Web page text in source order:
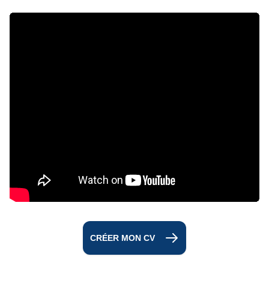
CRÉER MON CV